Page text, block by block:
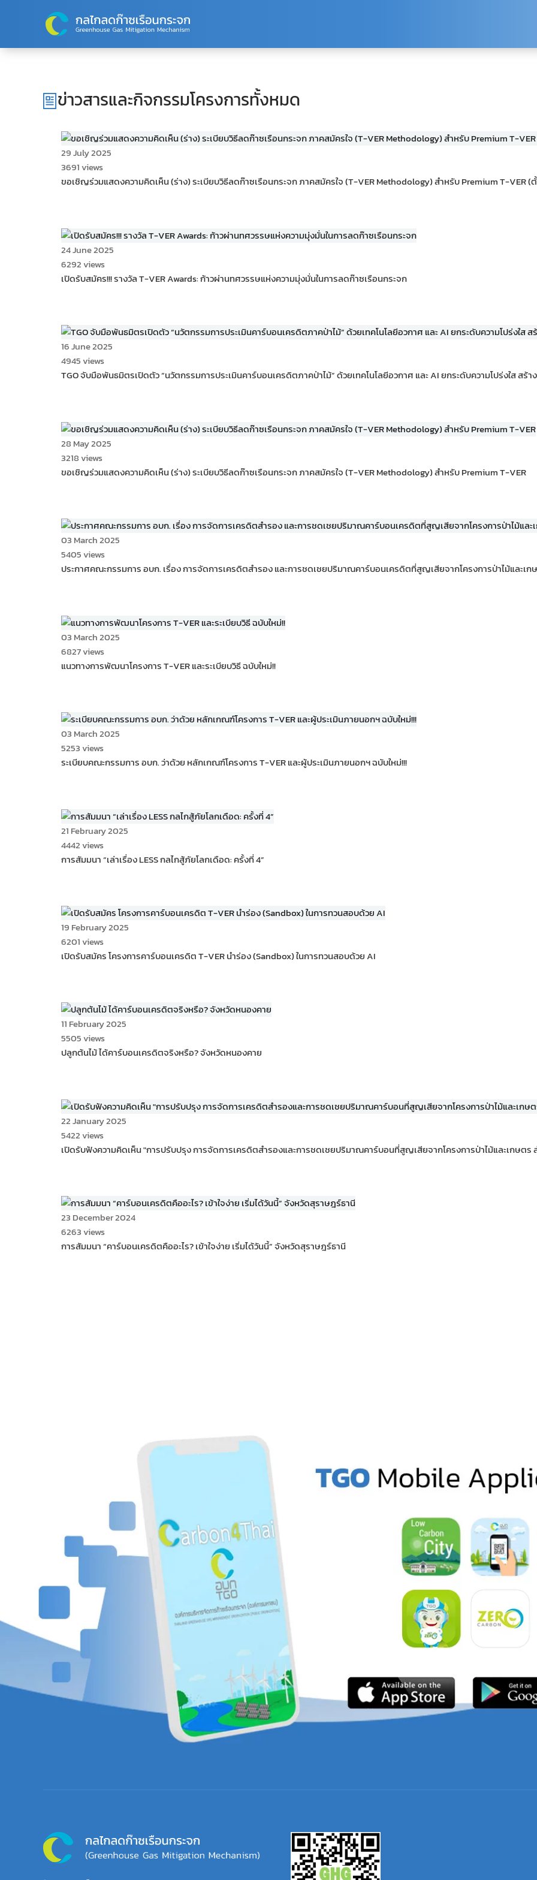
Skip to main content
ข่าวสารและกิจกรรมโครงการทั้งหมด
29 July 2025
3691 views
ขอเชิญร่วมแสดงความคิดเห็น (ร่าง) ระเบียบวิธีลดก๊าซเรือนกระจก ภาคสมัครใจ (T-VER Methodology) สำหรับ Premium T-VER (
24 June 2025
6292 views
เปิดรับสมัคร!!! รางวัล T-VER Awards: ก้าวผ่านทศวรรษแห่งความมุ่งมั่นในการลดก๊าซเรือนกระจก
16 June 2025
4945 views
TGO จับมือพันธมิตรเปิดตัว “นวัตกรรมการประเมินคาร์บอนเครดิตภาคป่าไม้” ด้วยเทคโนโลยีอวกาศ และ AI ยกระดับความโปร่งใส สร้
28 May 2025
3218 views
ขอเชิญร่วมแสดงความคิดเห็น (ร่าง) ระเบียบวิธีลดก๊าซเรือนกระจก ภาคสมัครใจ (T-VER Methodology) สำหรับ Premium T-VER
03 March 2025
5405 views
ประกาศคณะกรรมการ อบก. เรื่อง การจัดการเครดิตสำรอง และการชดเชยปริมาณคาร์บอนเครดิตที่สูญเสียจากโครงการป่าไม้และเก
03 March 2025
6827 views
แนวทางการพัฒนาโครงการ T-VER และระเบียบวิธี ฉบับใหม่!!
03 March 2025
5253 views
ระเบียบคณะกรรมการ อบก. ว่าด้วย หลักเกณฑ์โครงการ T-VER และผู้ประเมินภายนอกฯ ฉบับใหม่!!!
21 February 2025
4442 views
การสัมมนา “เล่าเรื่อง LESS กลไกสู้ภัยโลกเดือด: ครั้งที่ 4”
19 February 2025
6201 views
เปิดรับสมัคร โครงการคาร์บอนเครดิต T-VER นำร่อง (Sandbox) ในการทวนสอบด้วย AI
11 February 2025
5505 views
ปลูกต้นไม้ ได้คาร์บอนเครดิตจริงหรือ? จังหวัดหนองคาย
22 January 2025
5422 views
เปิดรับฟังความคิดเห็น "การปรับปรุง การจัดการเครดิตสำรองและการชดเชยปริมาณคาร์บอนที่สูญเสียจากโครงการป่าไม้และเกษตร
23 December 2024
6263 views
การสัมมนา “คาร์บอนเครดิตคืออะไร? เข้าใจง่าย เริ่มได้วันนี้” จังหวัดสุราษฎร์ธานี